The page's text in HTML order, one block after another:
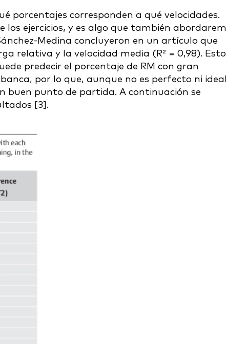
porcentajes corresponden a qué velocidades.
los ejercicios, y es algo que también
Medina concluyeron en un artículo que
relativa y la velocidad media (R² = 0,98). Esto
predecir el porcentaje de RM con gran
por lo que, aunque no es perfecto ni
buen punto de partida. A continuación se
[3].